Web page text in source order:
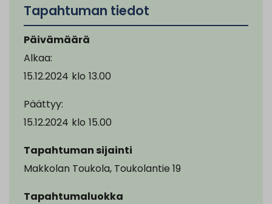
Tapahtuman tiedot
Päivämäärä
Alkaa:
15.12.2024 klo 13.00
Päättyy:
15.12.2024 klo 15.00
Tapahtuman sijainti
Makkolan Toukola, Toukolantie 19
Tapahtumaluokka